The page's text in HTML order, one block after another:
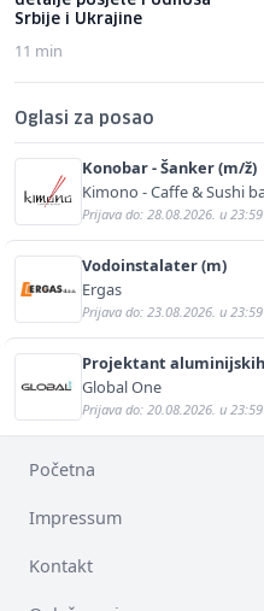
Srbije i Ukrajine
11 min
Oglasi za posao
Konobar - Šanker (m/ž)
Kimono - Caffe & Sushi
Prijava do: 28.08.2026. u 23:59
Vodoinstalater (m)
Ergas
Prijava do: 23.08.2026. u 23:59
Projektant
Global One
Prijava do: 20.08.2026. u 23:59
Početna
Impressum
Kontakt